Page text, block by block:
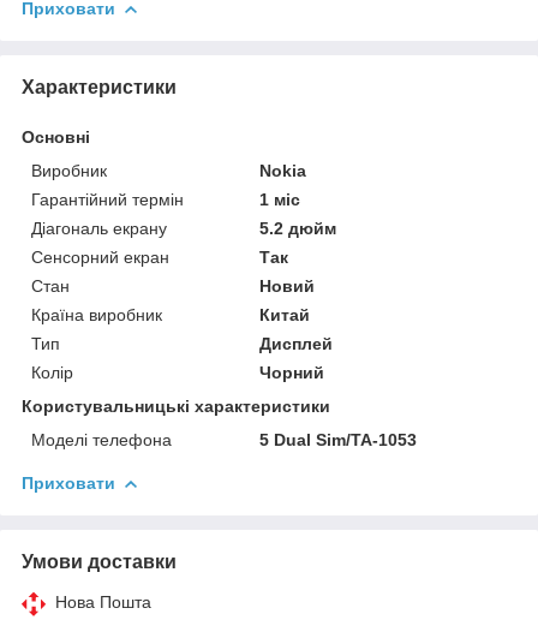
Приховати
Характеристики
Основні
Виробник
Nokia
Гарантійний термін
1 міс
Діагональ екрану
5.2 дюйм
Сенсорний екран
Так
Стан
Новий
Країна виробник
Китай
Тип
Дисплей
Колір
Чорний
Користувальницькі характеристики
Моделі телефона
5 Dual Sim/TA-1053
Приховати
Умови доставки
Нова Пошта